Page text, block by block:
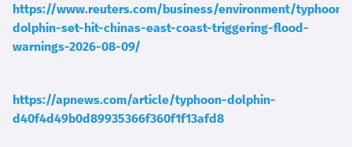
https://www.reuters.com/business/environment/typhoon-
dolphin-set-hit-chinas-east-coast-triggering-flood-
warnings-2026-08-09/
https://apnews.com/article/typhoon-dolphin-
d40f4d49b0d89935366f360f1f13afd8